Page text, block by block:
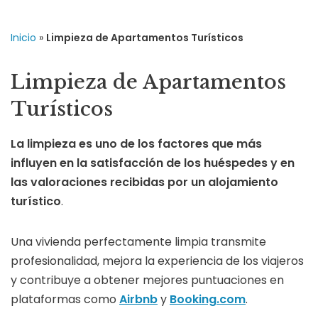
Inicio » Limpieza de Apartamentos Turísticos
Limpieza de Apartamentos
Turísticos
La limpieza es uno de los factores que más
influyen en la satisfacción de los huéspedes y en
las valoraciones recibidas por un alojamiento
turístico.
Una vivienda perfectamente limpia transmite
profesionalidad, mejora la experiencia de los viajeros
y contribuye a obtener mejores puntuaciones en
plataformas como Airbnby Booking.com.